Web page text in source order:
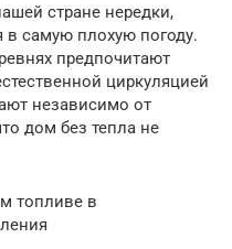
стране нередки,
самую плохую погоду.
предпочитают
циркуляцией
независимо от
дом без тепла не
топливе в